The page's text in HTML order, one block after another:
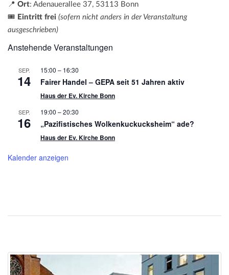
📍 Ort: Adenauerallee 37, 53113 Bonn
🎟️ Eintritt frei (sofern nicht anders in der Veranstaltung
ausgeschrieben)
Anstehende Veranstaltungen
SEP.
14
15:00 – 16:30
Fairer Handel – GEPA seit 51 Jahren aktiv
Haus der Ev. Kirche Bonn
SEP.
16
19:00 –20:30
„Pazifistisches Wolkenkuckucksheim“ ade?
Haus der Ev. Kirche Bonn
Kalender anzeigen